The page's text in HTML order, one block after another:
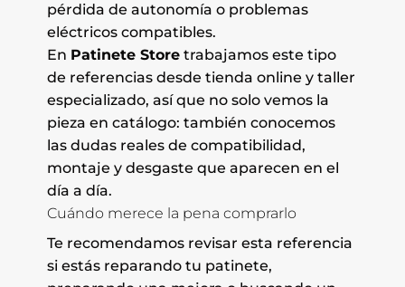
pérdida de autonomía o problemas
eléctricos compatibles.
En Patinete Storetrabajamos este tipo
de referencias desde tienda online y taller
especializado, así que no solo vemos la
pieza en catálogo: también conocemos
las dudas reales de compatibilidad,
montaje y desgaste que aparecen en el
día a día.
Cuándo merece la pena comprarlo
Te recomendamos revisar esta referencia
si estás reparando tu patinete,